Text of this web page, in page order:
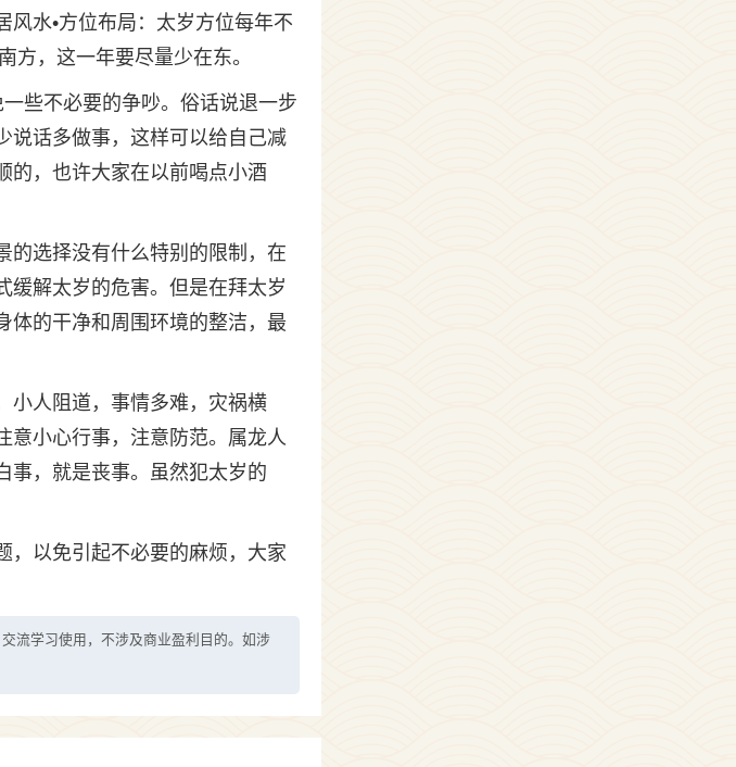
水•方位布局：太岁方位每年不
方，这一年要尽量少在东。
些不必要的争吵。俗话说退一步
说话多做事，这样可以给自己减
的，也许大家在以前喝点小酒
的选择没有什么特别的限制，在
缓解太岁的危害。但是在拜太岁
体的干净和周围环境的整洁，最
小人阻道，事情多难，灾祸横
意小心行事，注意防范。属龙人
事，就是丧事。虽然犯太岁的
，以免引起不必要的麻烦，大家
流学习使用，不涉及商业盈利目的。如涉